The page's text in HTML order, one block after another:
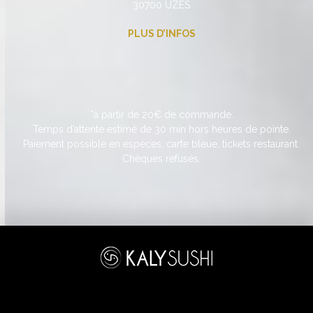
30700 UZÈS
PLUS D’INFOS
*à partir de 20€ de commande.
Temps d’attente estimé de 30 min hors heures de pointe.
Paiement possible en espèces, carte bleue, tickets restaurant.
Chèques refusés.